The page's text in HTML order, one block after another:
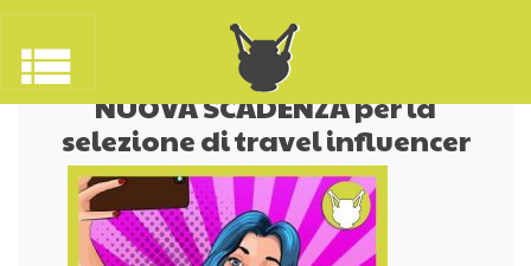
<< Indietro
NUOVA SCADENZA per la
selezione di travel influencer